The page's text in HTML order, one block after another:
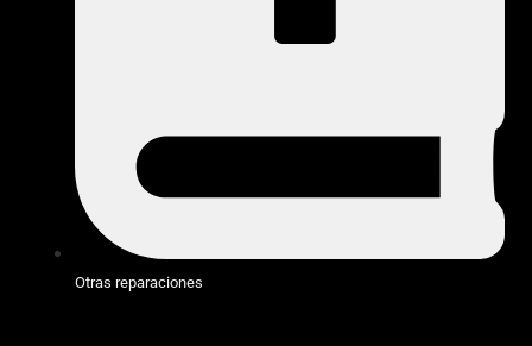
Otras reparaciones